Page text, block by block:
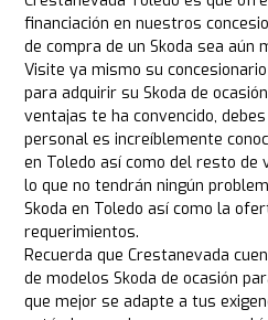
financiación en nuestros
de compra de un Skoda sea aún
Visite ya mismo su
para adquirir su Skoda de
ventajas te ha convencido,
personal es increíblemente
en Toledo así como del resto de
lo que no tendrán ningún
Skoda en Toledo así como la
requerimientos.
Recuerda que Crestanevada
de modelos Skoda de ocasión
que mejor se adapte a tus